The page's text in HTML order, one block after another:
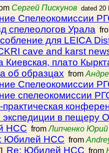
Сергей Пискунов dated 20
Спелеокомиссии
спелеологов Урала
для LEICA
cave and karst
плато
об образцах from
Спелеокомиссии
спелеокомиссии
в пещеру
НСС fromЛипченко Юрий
Юбилей НСС from
Re: Юбилей НСС from